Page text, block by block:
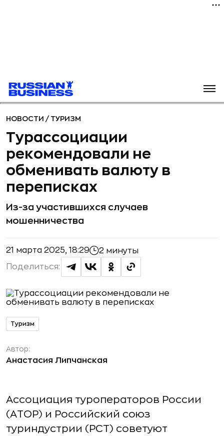
НОВОСТИ / ТУРИЗМ
Турассоциации
рекомендовали не
обменивать валюту в
переписках
Из-за участившихся случаев
мошенничества
21 марта 2025, 18:29 2 минуты
Поделиться:
Туризм
Автор:
Анастасия Липчанская
Ассоциация туроператоров России
(АТОР) и Российский союз
туриндустрии (РСТ) советуют